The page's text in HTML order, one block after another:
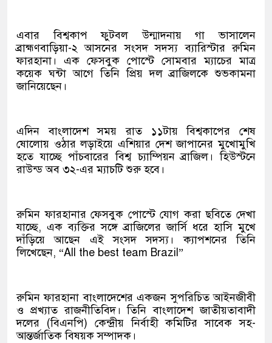
এবার বিশ্বকাপ ফুটবল উন্মাদনায় গা ভাসালেন
ব্রাহ্মণবাড়িয়া-২ আসনের সংসদ সদস্য ব্যারিস্টার রুমিন
ফারহানা। এক ফেসবুক পোস্টে সোমবার ম্যাচের মাত্র
কয়েক ঘন্টা আগে তিনি প্রিয় দল ব্রাজিলকে শুভকামনা
জানিয়েছেন।
এদিন বাংলাদেশ সময় রাত ১১টায় বিশ্বকাপের শেষ
ষোলোয় ওঠার লড়াইয়ে এশিয়ার দেশ জাপানের মুখোমুখি
হতে যাচ্ছে পাঁচবারের বিশ্ব চ্যাম্পিয়ন ব্রাজিল। হিউস্টনে
রাউন্ড অব ৩২-এর ম্যাচটি শুরু হবে।
রুমিন ফারহানার ফেসবুক পোস্টে যোগ করা ছবিতে দেখা
যাচ্ছে, এক ব্যক্তির সঙ্গে ব্রাজিলের জার্সি ধরে হাসি মুখে
দাঁড়িয়ে আছেন এই সংসদ সদস্য। ক্যাপশনের তিনি
লিখেছেন, “All the best team Brazil”
রুমিন ফারহানা বাংলাদেশের একজন সুপরিচিত আইনজীবী
ও প্রখ্যাত রাজনীতিবিদ। তিনি বাংলাদেশ জাতীয়তাবাদী
দলের (বিএনপি) কেন্দ্রীয় নির্বাহী কমিটির সাবেক সহ-
আন্তর্জাতিক বিষয়ক সম্পাদক।